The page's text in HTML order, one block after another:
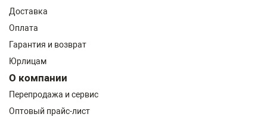
Доставка
Оплата
Гарантия и возврат
Юрлицам
О компании
Перепродажа и сервис
Оптовый прайс-лист